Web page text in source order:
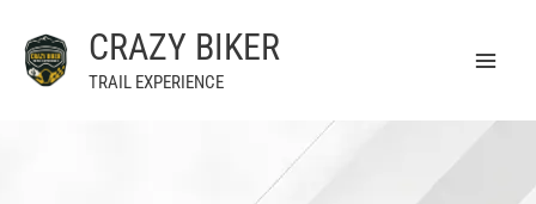
contenu
CRAZY BIKER
TRAIL EXPERIENCE